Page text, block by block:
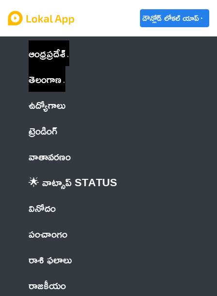
డౌన్లోడ్ లోకల్ యాప్
ఆంధ్రప్రదేశ్
తెలంగాణ
ఉద్యోగాలు
ట్రెండింగ్
వాతావరణం
🌟 వాట్సాప్ STATUS
వినోదం
పంచాంగం
రాశి ఫలాలు
రాజకీయం